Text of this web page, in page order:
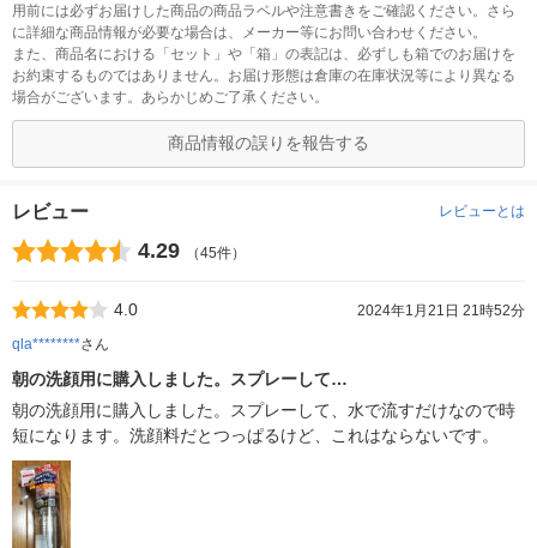
用前には必ずお届けした商品の商品ラベルや注意書きをご確認ください。さら
に詳細な商品情報が必要な場合は、メーカー等にお問い合わせください。
また、商品名における「セット」や「箱」の表記は、必ずしも箱でのお届けを
お約束するものではありません。お届け形態は倉庫の在庫状況等により異なる
場合がございます。あらかじめご了承ください。
商品情報の誤りを報告する
レビュー レビューとは
4.29 （45件）
4.0
2024年1月21日 21時52分
qla********さん
朝の洗顔用に購入しました。スプレーして…
朝の洗顔用に購入しました。スプレーして、水で流すだけなので時
短になります。洗顔料だとつっぱるけど、これはならないです。